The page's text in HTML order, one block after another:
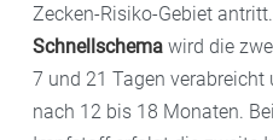
Zecken-Risiko-Gebiet
Schnellschema wird die
7 und 21 Tagen verabreicht
nach 12 bis 18 Monaten.